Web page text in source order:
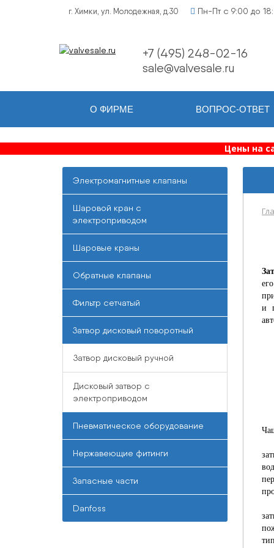
г. Химки, ул. Молодежная, д.30 Пн-Пт с 9:00 до
+7 (495) 248-02-16
sale@valvesale.ru
О ФИРМЕ ВОПРОС-ОТВЕТ
Цены на
и
Электромагнитные клапаны
Шаровой кран с
электроприводом
Шаровые краны
Обратные клапаны
Фильтр сетчатый
Затвор дисковый поворотный
Затвор дисковый ручной
Дисковый затвор с
электроприводом
Пневматическое оборудование
Нержавеющие фитинги
Запасные части
Danfoss